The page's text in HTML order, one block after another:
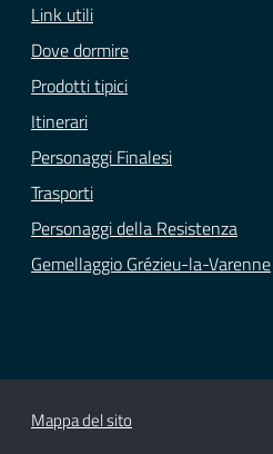
Link utili
Dove dormire
Prodotti tipici
Itinerari
Personaggi Finalesi
Trasporti
Personaggi della Resistenza
Gemellaggio Grézieu-la-Varenne
Mappa del sito